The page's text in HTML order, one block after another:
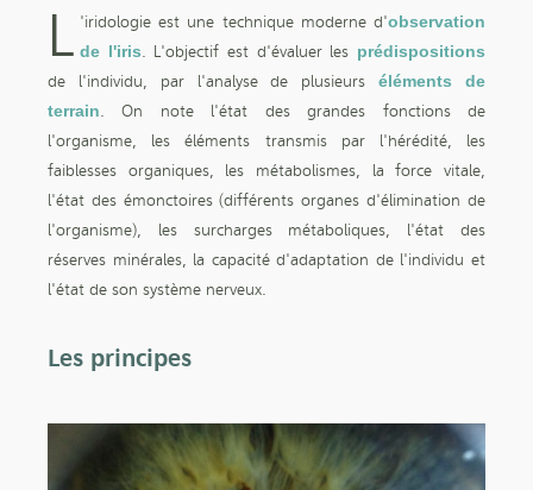
L 'iridologie est une technique moderne d'observation
de l'iris. L'objectif est d'évaluer les prédispositions
de l'individu, par l'analyse de plusieurséléments de
terrain. On note l'état des grandes fonctions de
l'organisme, les éléments transmis par l'hérédité, les
faiblesses organiques, les métabolismes, la force vitale,
l'état des émonctoires (différents organes d'élimination de
l'organisme), les surcharges métaboliques, l'état des
réserves minérales, la capacité d'adaptation de l'individu et
l'état de son système nerveux.
Les principes